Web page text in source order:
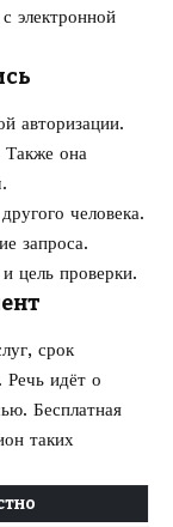
электронной
авторизации.
Также она
человека.
запроса.
цель проверки.
срок
Речь идёт о
Бесплатная
таких